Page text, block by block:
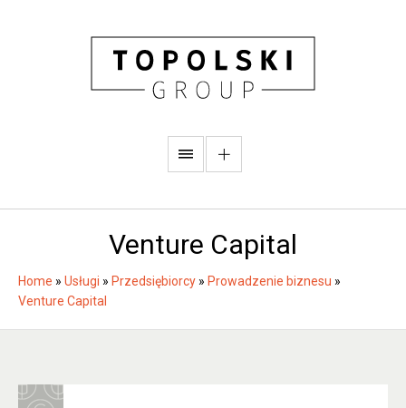
Venture Capital
Home » Usługi » Przedsiębiorcy » Prowadzenie biznesu »
Venture Capital